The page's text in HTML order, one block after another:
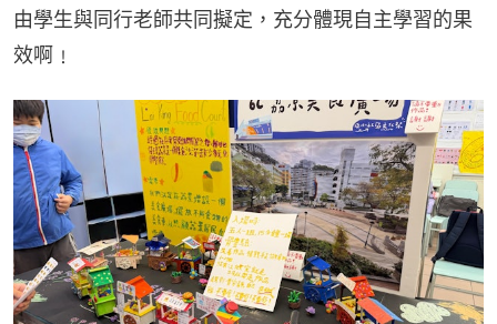
由學生與同行老師共同擬定，充分體現自主學習的果
效啊﹗